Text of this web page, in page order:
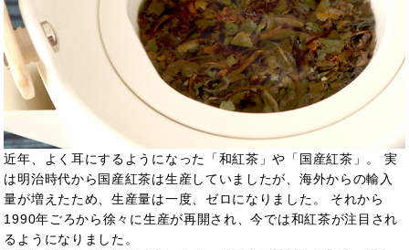
近年、よく耳にするようになった「和紅茶」や「国産紅茶」。 実
は明治時代から国産紅茶は生産していましたが、海外からの輸入
量が増えたため、生産量は一度、ゼロになりました。 それから
1990年ごろから徐々に生産が再開され、今では和紅茶が注目され
るようになりました。